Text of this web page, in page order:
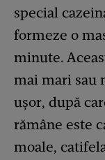
special
formeze o
minute.
mai mari sau
ușor, după
rămâne este
moale,